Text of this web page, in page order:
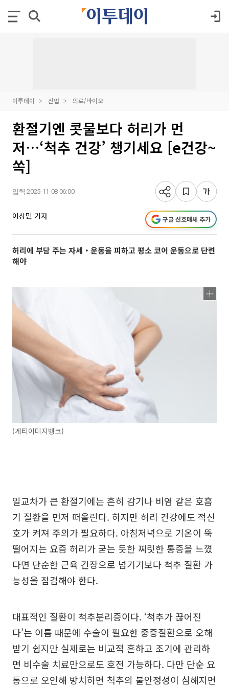
이투데이 산업 의료/바이오
환절기엔 콧물보다 허리가 먼
저…‘척추 건강’ 챙기세요 [e건강~
쏙]
입력 2025-11-08 06:00
이상민 기자 구글 선호매체 추가
허리에 부담 주는 자세‧운동을 피하고 평소 코어 운동으로 단련
해야
(게티이미지뱅크)
일교차가 큰 환절기에는 흔히 감기나 비염 같은 호흡
기 질환을 먼저 떠올린다. 하지만 허리 건강에도 적신
호가 켜져 주의가 필요하다. 아침저녁으로 기온이 뚝
떨어지는 요즘 허리가 굳는 듯한 찌릿한 통증을 느꼈
다면 단순한 근육 긴장으로 넘기기보다 척추 질환 가
능성을 점검해야 한다.
대표적인 질환이 척추분리증이다. ‘척추가 끊어진
다’는 이름 때문에 수술이 필요한 중증질환으로 오해
받기 쉽지만 실제로는 비교적 흔하고 조기에 관리하
면 비수술 치료만으로도 호전 가능하다. 다만 단순 요
통으로 오인해 방치하면 척추의 불안정성이 심해지면